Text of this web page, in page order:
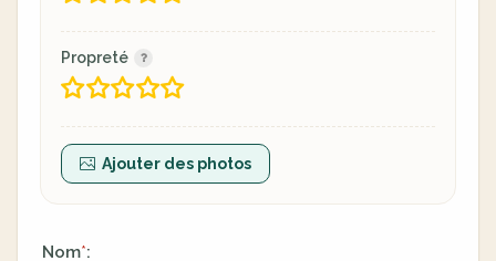
Propreté
Ajouter des photos
Nom*: